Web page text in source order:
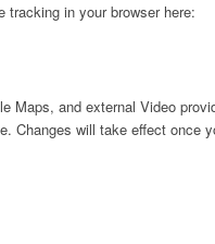
in your browser here:
Maps, and external Video
Changes will take effect once